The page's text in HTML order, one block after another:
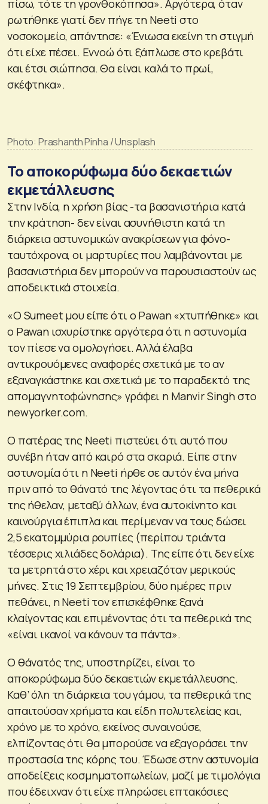
πίσω, τότε τη γρονθοκόπησα». Αργότερα, όταν
ρωτήθηκε γιατί δεν πήγε τη Neeti στο
νοσοκομείο, απάντησε: «Ένιωσα εκείνη τη στιγμή
ότι είχε πέσει. Εννοώ ότι ξάπλωσε στο κρεβάτι
και έτσι σιώπησα. Θα είναι καλά το πρωί,
σκέφτηκα».
Photo: Prashanth Pinha / Unsplash
Το αποκορύφωμα δύο δεκαετιών
εκμετάλλευσης
Στην Ινδία, η χρήση βίας -τα βασανιστήρια κατά
την κράτηση- δεν είναι ασυνήθιστη κατά τη
διάρκεια αστυνομικών ανακρίσεων για φόνο-
ταυτόχρονα, οι μαρτυρίες που λαμβάνονται με
βασανιστήρια δεν μπορούν να παρουσιαστούν ως
αποδεικτικά στοιχεία.
«Ο Sumeet μου είπε ότι ο Pawan «χτυπήθηκε» και
ο Pawan ισχυρίστηκε αργότερα ότι η αστυνομία
τον πίεσε να ομολογήσει. Αλλά έλαβα
αντικρουόμενες αναφορές σχετικά με το αν
εξαναγκάστηκε και σχετικά με το παραδεκτό της
απομαγνητοφώνησης» γράφει η Manvir Singh στο
newyorker.com.
Ο πατέρας της Neeti πιστεύει ότι αυτό που
συνέβη ήταν από καιρό στα σκαριά. Είπε στην
αστυνομία ότι η Neeti ήρθε σε αυτόν ένα μήνα
πριν από το θάνατό της λέγοντας ότι τα πεθερικά
της ήθελαν, μεταξύ άλλων, ένα αυτοκίνητο και
καινούργια έπιπλα και περίμεναν να τους δώσει
2,5 εκατομμύρια ρουπίες (περίπου τριάντα
τέσσερις χιλιάδες δολάρια). Της είπε ότι δεν είχε
τα μετρητά στο χέρι και χρειαζόταν μερικούς
μήνες. Στις 19 Σεπτεμβρίου, δύο ημέρες πριν
πεθάνει, η Neeti τον επισκέφθηκε ξανά
κλαίγοντας και επιμένοντας ότι τα πεθερικά της
«είναι ικανοί να κάνουν τα πάντα».
Ο θάνατός της, υποστηρίζει, είναι το
αποκορύφωμα δύο δεκαετιών εκμετάλλευσης.
Καθ’ όλη τη διάρκεια του γάμου, τα πεθερικά της
απαιτούσαν χρήματα και είδη πολυτελείας και,
χρόνο με το χρόνο, εκείνος συναινούσε,
ελπίζοντας ότι θα μπορούσε να εξαγοράσει την
προστασία της κόρης του. Έδωσε στην αστυνομία
αποδείξεις κοσμηματοπωλείων, μαζί με τιμολόγια
που έδειχναν ότι είχε πληρώσει επτακόσιες